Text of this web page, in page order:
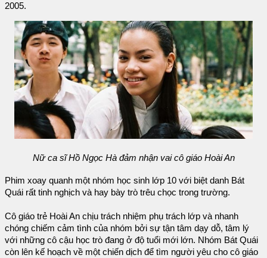
2005.
Nữ ca sĩ Hồ Ngọc Hà đảm nhận vai cô giáo Hoài An
Phim xoay quanh một nhóm học sinh lớp 10 với biệt danh Bát
Quái rất tinh nghịch và hay bày trò trêu chọc trong trường.
Cô giáo trẻ Hoài An chịu trách nhiệm phụ trách lớp và nhanh
chóng chiếm cảm tình của nhóm bởi sự tận tâm dạy dỗ, tâm lý
với những cô cậu học trò đang ở độ tuổi mới lớn. Nhóm Bát Quái
còn lên kế hoạch về một chiến dịch để tìm người yêu cho cô giáo